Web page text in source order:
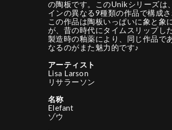
の陶板です。このUnikシリーズは
インの異なる9種類の作品で構成さ
この作品は陶板いっぱいに象と象
が、昔の時代にタイムスリップし
製造時の釉薬により、同じ作品で
なるのがまた魅力的です♪
アーティスト
Lisa Larson
リサラーソン
名称
Elefant
ゾウ